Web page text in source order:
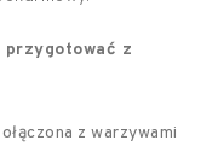
przygotować z
z warzywami